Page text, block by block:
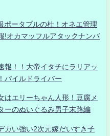
ポータブルの杜！オネエ管理
!オカマッフルアタックナンバ
報！！大帝イタチにラリアッ
パイルドライバー
エリーちゃん人形！豆腐メ
ーのぬいぐるみ男子末路編
カい強い2次元嫁だいすき子